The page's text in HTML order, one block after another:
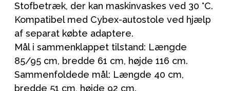
Stofbetræk, der kan maskinvaskes ved 30 °C.
Kompatibel med Cybex-autostole ved hjælp
af separat købte adaptere.
Mål i sammenklappet tilstand: Længde
85/95 cm, bredde 61 cm, højde 116 cm.
Sammenfoldede mål: Længde 40 cm,
bredde 51 cm, højde 92 cm.